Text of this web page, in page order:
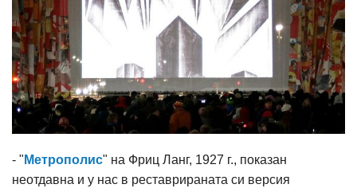
- " Метрополис" на Фриц Ланг, 1927 г., показан
неотдавна и у нас в реставрираната си версия